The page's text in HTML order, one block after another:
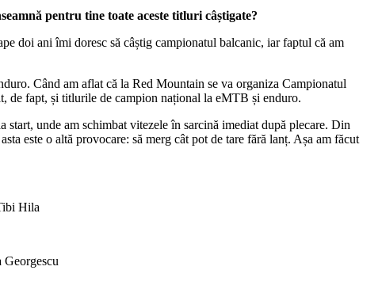
pentru tine toate aceste titluri câștigate?
doi ani îmi doresc să câștig campionatul balcanic, iar faptul că am
Când am aflat că la Red Mountain se va organiza Campionatul
de fapt, și titlurile de campion național la eMTB și enduro.
unde am schimbat vitezele în sarcină imediat după plecare. Din
este o altă provocare: să merg cât pot de tare fără lanț. Așa am făcut
Hila